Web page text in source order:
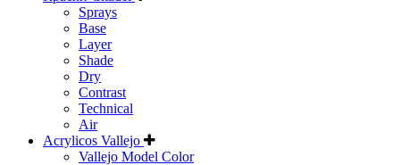
Sprays
Base
Layer
Shade
Dry
Contrast
Technical
Air
Acrylicos Vallejo
Vallejo Model Color